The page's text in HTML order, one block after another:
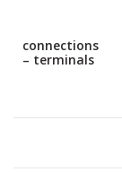
connections
– terminals